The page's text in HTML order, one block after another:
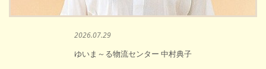
2026.07.29
ゆいま～る物流センター 中村典子